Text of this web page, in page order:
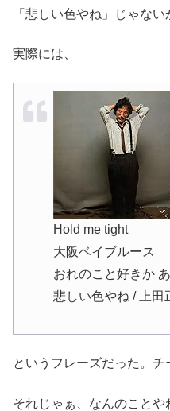
「悲しい色やね」じゃない
実際には、
Hold me tight
大阪ベイブルース
おれのこと好きか
悲しい色やね / 上田
というフレーズだった。チ
それじゃぁ、なんのこと